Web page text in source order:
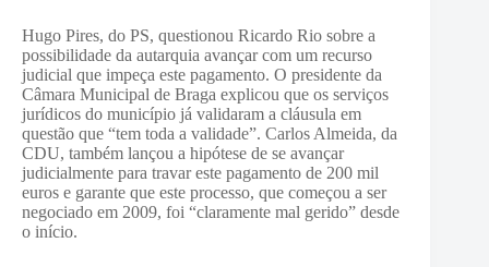
Hugo Pires, do PS, questionou Ricardo Rio sobre a
possibilidade da autarquia avançar com um recurso
judicial que impeça este pagamento. O presidente da
Câmara Municipal de Braga explicou que os serviços
jurídicos do município já validaram a cláusula em
questão que “tem toda a validade”. Carlos Almeida, da
CDU, também lançou a hipótese de se avançar
judicialmente para travar este pagamento de 200 mil
euros e garante que este processo, que começou a ser
negociado em 2009, foi “claramente mal gerido” desde
o início.